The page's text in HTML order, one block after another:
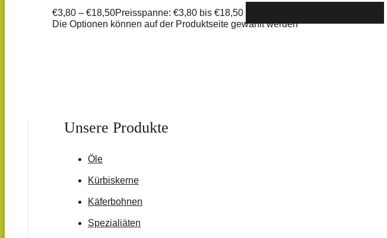
€3,80 – €18,50Preisspanne: €3,80 bis €18,50
Die Optionen können auf der Produktseite gewählt werden
Unsere Produkte
Öle
Kürbiskerne
Käferbohnen
Spezialiäten